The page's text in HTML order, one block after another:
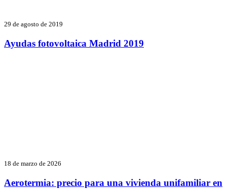
29 de agosto de 2019
Ayudas fotovoltaica Madrid 2019
18 de marzo de 2026
Aerotermia: precio para una vivienda unifamiliar en